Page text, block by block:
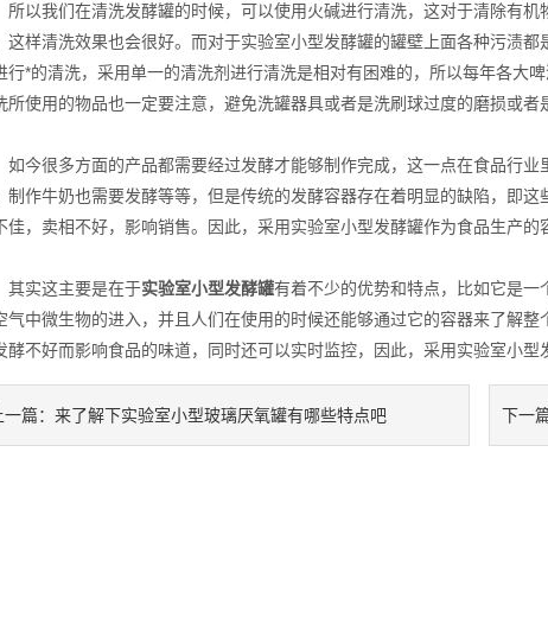
我们在清洗发酵罐的时候，可以使用火碱进行清洗，这对于清除有机
这样清洗效果也会很好。而对于实验室小型发酵罐的罐壁上面各种污渍
行*的清洗，采用单一的清洗剂进行清洗是相对有困难的，所以每年各大
所使用的物品也一定要注意，避免洗罐器具或者是洗刷球过度的磨损或者
很多方面的产品都需要经过发酵才能够制作完成，这一点在食品行业
制作牛奶也需要发酵等等，但是传统的发酵容器存在着明显的缺陷，即
佳，卖相不好，影响销售。因此，采用实验室小型发酵罐作为食品生产的
实这主要是在于实验室小型发酵罐有着不少的优势和特点，比如它是
气中微生物的进入，并且人们在使用的时候还能够通过它的容器来了解
酵不好而影响食品的味道，同时还可以实时监控，因此，采用实验室小型
一篇： 来了解下实验室小型玻璃厌氧罐有哪些特点吧 下一